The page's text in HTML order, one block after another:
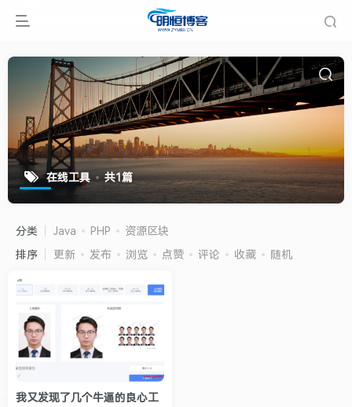
在线工具 共1篇
分类 Java PHP
资源区块
排序
更新 发布 浏览 点赞 评论 收藏 随机
我又发现了几个牛逼的良心工